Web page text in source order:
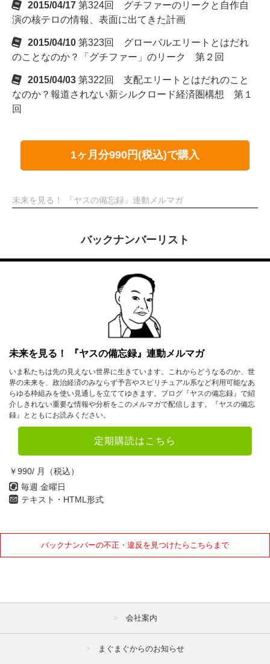
2015/04/17 第324回 グチファーのリークと自作自
演の核テロの情報、表面に出てきた計画
2015/04/10 第323回 グローバルエリートとはだれ
のことなのか？「グチファー」のリーク 第２回
2015/04/03 第322回 支配エリートとはだれのこと
なのか？報道されない新シルクロード経済圏構想 第１
回
1ヶ月分990円(税込)で購入
未来を見る！ 『ヤスの備忘録』連動メルマガ
バックナンバーリスト
未来を見る！ 『ヤスの備忘録』連動メルマガ
いま私たちは先の見えない世界に生きています。これからどうなるのか、世
界の未来を、政治経済のみならず予言やスピリチュアル系など利用可能なあ
らゆる枠組みを使い見通しを立ててゆきます。ブログ『ヤスの備忘録』で紹
介しきれない重要な情報や分析をこのメルマガで配信します。『ヤスの備忘
録』とともにお読みください。
定期購読はこちら
￥990/ 月（税込）
毎週 金曜日
テキスト・HTML形式
バックナンバーの不正・違反を見つけたらこちらまで
会社案内
まぐまぐからのお知らせ